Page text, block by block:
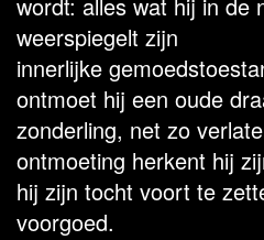
wordt: alles wat hij in de
weerspiegelt zijn
innerlijke
ontmoet hij een oude
zonderling, net zo
ontmoeting herkent hij
hij zijn tocht voort te
voorgoed.